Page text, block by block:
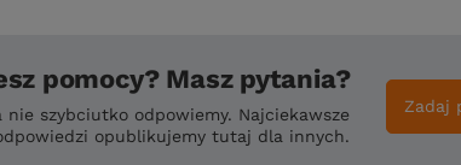
pomocy? Masz pytania?
szybciutko odpowiemy. Najciekawsze
opublikujemy tutaj dla innych.
Zadaj